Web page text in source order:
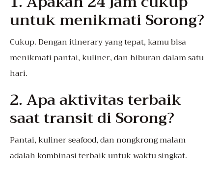
untuk menikmati Sorong?
Cukup. Dengan itinerary yang tepat, kamu bisa
menikmati pantai, kuliner, dan hiburan dalam satu
hari.
2. Apa aktivitas terbaik
saat transit di Sorong?
Pantai, kuliner seafood, dan nongkrong malam
adalah kombinasi terbaik untuk waktu singkat.